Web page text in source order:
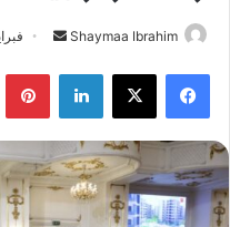
Shaymaa Ibrahim
أرسل
إلكترونيا
فبراير 25,
فيسبوك ‫X لينكدإن